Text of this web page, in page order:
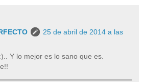
25 de abril de 2014 a las
Y lo mejor es lo sano que es.